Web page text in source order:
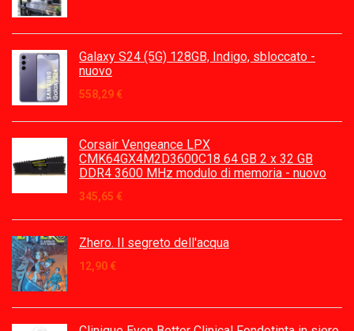
Galaxy S24 (5G) 128GB, Indigo, sbloccato -
nuovo
558,29 €
Corsair Vengeance LPX
CMK64GX4M2D3600C18 64 GB 2 x 32 GB
DDR4 3600 MHz modulo di memoria - nuovo
345,65 €
Zhero. Il segreto dell'acqua
12,90 €